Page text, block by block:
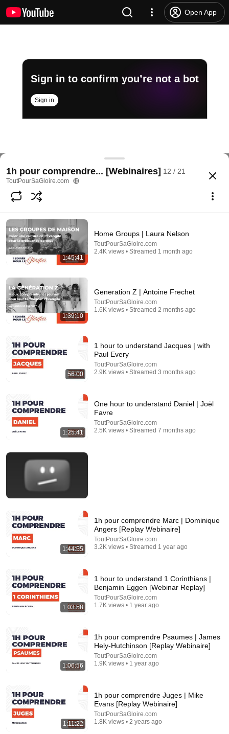
Open App
Sign in to confirm you’re not a bot
Sign in
1h pour comprendre Cantique des Cantiques |
@ToutPourSaGloire 121 likes
Subscribe
Comments 8
Comment...
1h pour comprendre Romains | Matthieu Sanders
[Replay webinaire]
ToutPourSaGloire.com • 3.4K views
1h pour comprendre Hébreux | Raphaël Charrier
[Replay webinaire]
ToutPourSaGloire.com • 3.2K views
1h pour comprendre... [Webinaires] 12 / 21
ToutPourSaGloire.com
1:45:41
Home Groups | Laura Nelson
ToutPourSaGloire.com
2.4K views • Streamed 1 month ago
1:39:10
Generation Z | Antoine Frechet
ToutPourSaGloire.com
1.6K views • Streamed 2 months ago
56:00
1 hour to understand Jacques | with
Paul Every
ToutPourSaGloire.com
2.9K views • Streamed 3 months ago
1:25:41
One hour to understand Daniel | Joël
Favre
ToutPourSaGloire.com
2.5K views • Streamed 7 months ago
1:44:55
1h pour comprendre Marc | Dominique
Angers [Replay Webinaire]
ToutPourSaGloire.com
3.2K views • Streamed 1 year ago
1:03:58
1 hour to understand 1 Corinthians |
Benjamin Eggen [Webinar Replay]
ToutPourSaGloire.com
1.7K views • 1 year ago
1:06:56
1h pour comprendre Psaumes | James
Hely-Hutchinson [Replay Webinaire]
ToutPourSaGloire.com
1.9K views • 1 year ago
1:11:22
1h pour comprendre Juges | Mike
Evans [Replay Webinaire]
ToutPourSaGloire.com
1.8K views • 2 years ago